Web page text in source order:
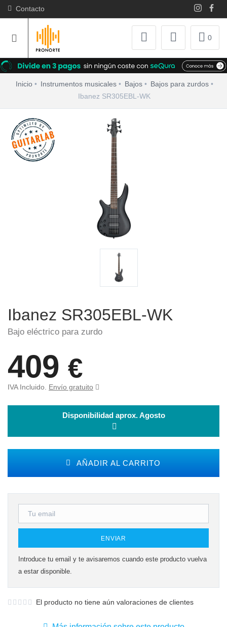
Contacto
0
Inicio Instrumentos musicales Bajos
Bajos para zurdos
Ibanez SR305EBL-WK
Ibanez SR305EBL-WK
Bajo eléctrico para zurdo
409 €
IVA Incluido. Envío gratuito
Disponibilidad aprox. Agosto
AÑADIR AL CARRITO
ENVIAR
Introduce tu email y te avisaremos cuando este producto vuelva
a estar disponible.
El producto no tiene aún valoraciones de clientes